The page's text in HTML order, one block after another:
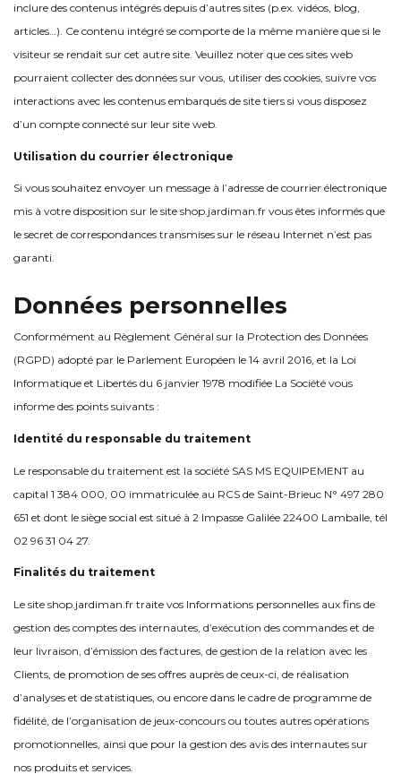
inclure des contenus intégrés depuis d’autres sites (p.ex. vidéos, blog,
articles…). Ce contenu intégré se comporte de la même manière que si le
visiteur se rendait sur cet autre site. Veuillez noter que ces sites web
pourraient collecter des données sur vous, utiliser des cookies, suivre vos
interactions avec les contenus embarqués de site tiers si vous disposez
d’un compte connecté sur leur site web.
Utilisation du courrier électronique
Si vous souhaitez envoyer un message à l’adresse de courrier électronique
mis à votre disposition sur le site shop.jardiman.fr vous êtes informés que
le secret de correspondances transmises sur le réseau Internet n’est pas
garanti.
Données personnelles
Conformément au Règlement Général sur la Protection des Données
(RGPD) adopté par le Parlement Européen le 14 avril 2016, et la Loi
Informatique et Libertés du 6 janvier 1978 modifiée La Société vous
informe des points suivants :
Identité du responsable du traitement
Le responsable du traitement est la société SAS MS EQUIPEMENT au
capital 1 384 000, 00 immatriculée au RCS de Saint-Brieuc N° 497 280
651 et dont le siège social est situé à 2 Impasse Galilée 22400 Lamballe, tél
02 96 31 04 27.
Finalités du traitement
Le site shop.jardiman.fr traite vos Informations personnelles aux fins de
gestion des comptes des internautes, d’exécution des commandes et de
leur livraison, d’émission des factures, de gestion de la relation avec les
Clients, de promotion de ses offres auprès de ceux-ci, de réalisation
d’analyses et de statistiques, ou encore dans le cadre de programme de
fidélité, de l’organisation de jeux-concours ou toutes autres opérations
promotionnelles, ainsi que pour la gestion des avis des internautes sur
nos produits et services.